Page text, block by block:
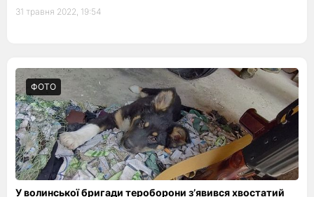
31 травня 2022, 19:54
ФОТО
У волинської бригади тероборони з’явився хвостатий